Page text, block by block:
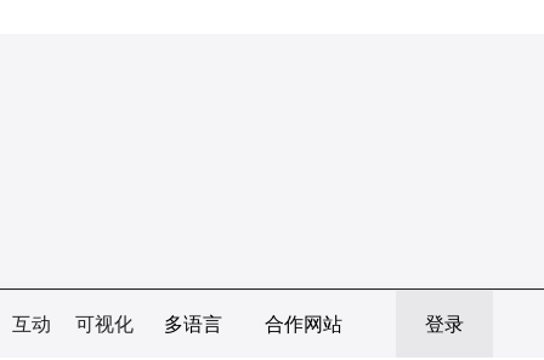
互动 可视化 多语言 合作网站 登录